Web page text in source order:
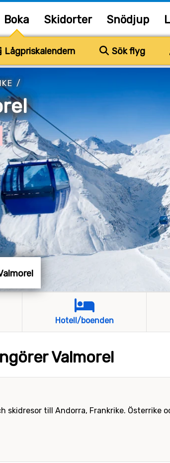
Boka Skidorter Snödjup
Lågpriskalendern Sök flyg
/
Hotell/boenden
Valmorel
skidresor till Andorra, Frankrike. Österrike